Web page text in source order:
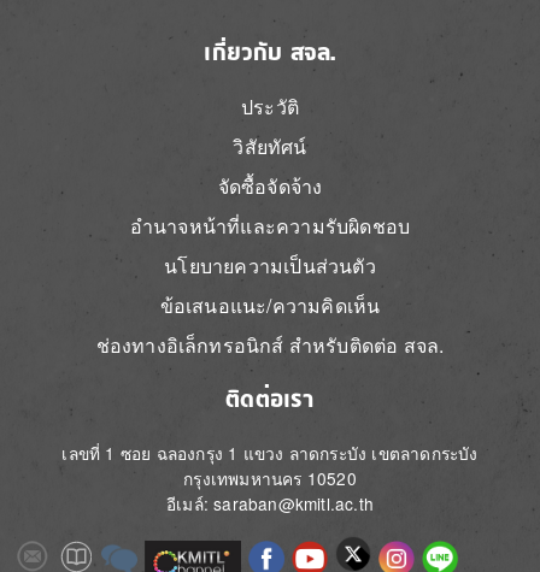
เกี่ยวกับ สจล.
ประวัติ
วิสัยทัศน์
จัดซื้อจัดจ้าง
อำนาจหน้าที่และความรับผิดชอบ
นโยบายความเป็นส่วนตัว
ข้อเสนอแนะ/ความคิดเห็น
ช่องทางอิเล็กทรอนิกส์ สำหรับติดต่อ สจล.
ติดต่อเรา
เลขที่ 1 ซอย ฉลองกรุง 1 แขวง ลาดกระบัง เขตลาดกระบัง
กรุงเทพมหานคร 10520
อีเมล์: saraban@kmitl.ac.th
ImageImageImage Image ImageImageImageImageImage